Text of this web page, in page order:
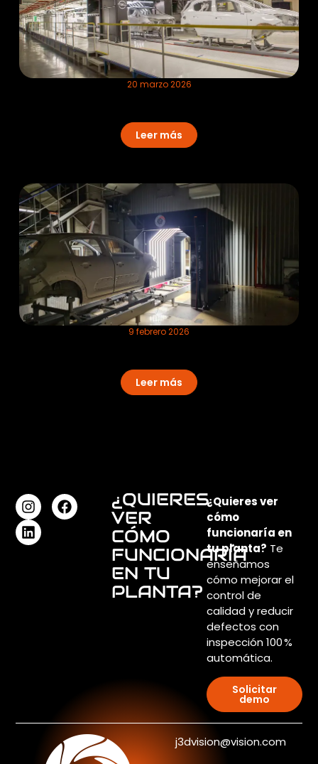
20 marzo 2026
Leer más
9 febrero 2026
Leer más
¿QUIERES
VER
CÓMO
FUNCIONARÍA
EN TU
PLANTA?
¿Quieres ver
cómo
funcionaría en
tu planta? Te
enseñamos
cómo mejorar el
control de
calidad y reducir
defectos con
inspección 100 %
automática.
Solicitar
demo
j3dvision@vision.com